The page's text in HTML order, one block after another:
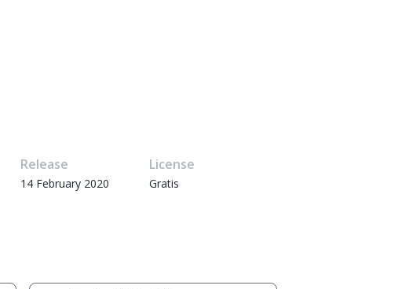
Release
14 February 2020
License
Gratis